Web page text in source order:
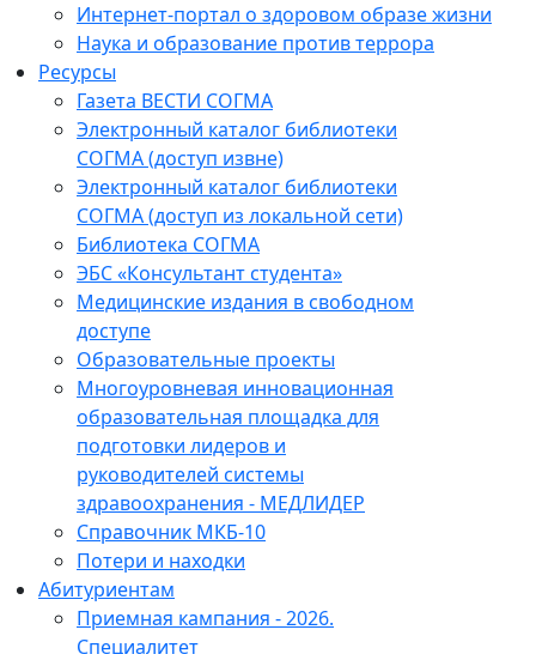
Интернет-портал о здоровом образе жизни
Наука и образование против террора
Ресурсы
Газета ВЕСТИ СОГМА
Электронный каталог библиотеки
СОГМА (доступ извне)
Электронный каталог библиотеки
СОГМА (доступ из локальной сети)
Библиотека СОГМА
ЭБС «Консультант студента»
Медицинские издания в свободном
доступе
Образовательные проекты
Многоуровневая инновационная
образовательная площадка для
подготовки лидеров и
руководителей системы
здравоохранения - МЕДЛИДЕР
Справочник МКБ-10
Потери и находки
Абитуриентам
Приемная кампания - 2026.
Специалитет